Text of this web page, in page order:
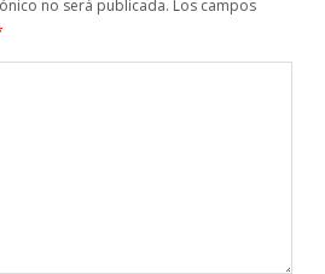
no será publicada. Los campos